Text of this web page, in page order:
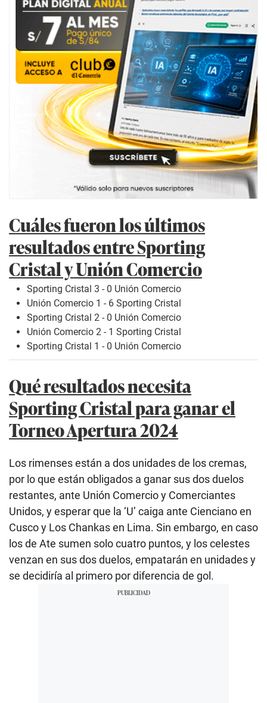
Cuáles fueron los últimos
resultados entre Sporting
Cristal y Unión Comercio
Sporting Cristal 3 - 0 Unión Comercio
Unión Comercio 1 - 6 Sporting Cristal
Sporting Cristal 2 - 0 Unión Comercio
Unión Comercio 2 - 1 Sporting Cristal
Sporting Cristal 1 - 0 Unión Comercio
Qué resultados necesita
Sporting Cristal para ganar el
Torneo Apertura 2024
Los rimenses están a dos unidades de los cremas,
por lo que están obligados a ganar sus dos duelos
restantes, ante Unión Comercio y Comerciantes
Unidos, y esperar que la ‘U’ caiga ante Cienciano en
Cusco y Los Chankas en Lima. Sin embargo, en caso
los de Ate sumen solo cuatro puntos, y los celestes
venzan en sus dos duelos, empatarán en unidades y
se decidiría al primero por diferencia de gol.